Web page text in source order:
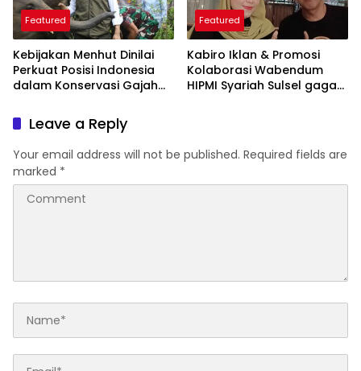
Featured
Kebijakan Menhut Dinilai
Perkuat Posisi Indonesia
dalam Konservasi Gajah
Featured
Kabiro Iklan & Promosi
Kolaborasi Wabendum
HIPMI Syariah Sulsel gagas
Leave a Reply
Your email address will not be published. Required fields are
marked *